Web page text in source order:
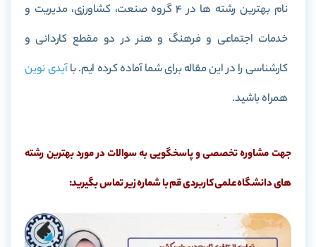
نام بهترین رشته ها در 4 گروه صنعت، کشاورزی، مدیریت و
خدمات اجتماعی و فرهنگ و هنر در دو مقطع کاردانی و
کارشناسی را در این مقاله برای شما آماده کرده ایم. باآیدی نوین
همراه باشید.
جهت مشاوره تخصصی و پاسخگویی به سوالات در مورد بهترین رشته
های دانشگاه علمی کاربردی قم با شماره زیر تماس بگیرید: